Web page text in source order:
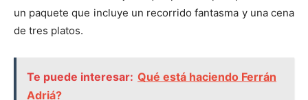
un paquete que incluye un recorrido fantasma y una cena
de tres platos.
Te puede interesar: Qué está haciendo Ferrán
Adriá?